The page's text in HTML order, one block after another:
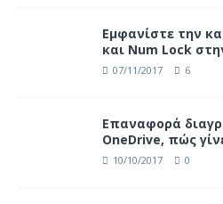
Eμφανίστε την
και Num Lock
07/11/2017 6
Επαναφορά
OneDrive, πώς
10/10/2017 0